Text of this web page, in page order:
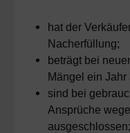
hat der
Nacherfüllung;
beträgt bei
Mängel ein Jahr
sind bei
Ansprüche
ausgeschlossen;